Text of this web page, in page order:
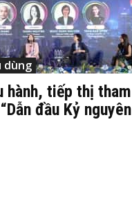
dùng
hành, tiếp thị tham
đầu Kỷ nguyên